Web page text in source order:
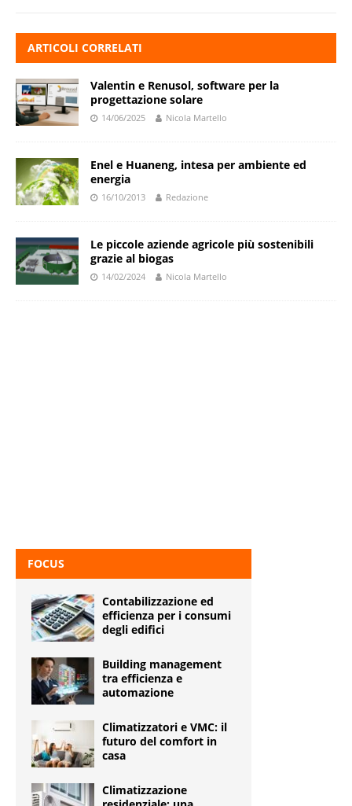
ARTICOLI CORRELATI
Valentin e Renusol, software per la
progettazione solare
14/06/2025 Nicola Martello
Enel e Huaneng, intesa per ambiente ed
energia
16/10/2013 Redazione
Le piccole aziende agricole più sostenibili
grazie al biogas
14/02/2024 Nicola Martello
FOCUS
Contabilizzazione ed
efficienza per i consumi
degli edifici
Building management
tra efficienza e
automazione
Climatizzatori e VMC: il
futuro del comfort in
casa
Climatizzazione